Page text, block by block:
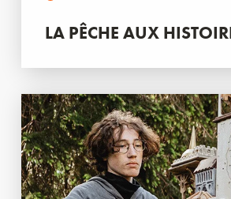
LA PÊCHE AUX